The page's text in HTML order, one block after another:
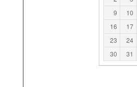
9
10
16
17
23
24
30
31